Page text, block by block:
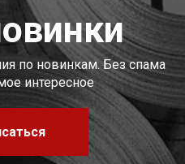
по новинкам. Без спама
интересное